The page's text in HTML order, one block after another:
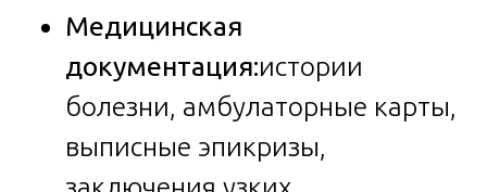
Медицинская
документация:истории
болезни, амбулаторные карты,
выписные эпикризы,